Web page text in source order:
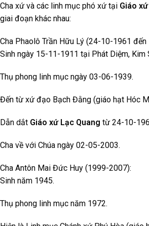
Cha xứ và các linh mục phó xứ tại Giáo
giai đoạn khác nhau:
Cha Phaolô Trần Hữu Lý (24-10-1961 đến
Sinh ngày 15-11-1911 tại Phát Diệm, Kim
Thụ phong linh mục ngày 03-06-1939.
Đến từ xứ đạo Bạch Đằng (giáo hạt Hóc
Dẫn dắt Giáo xứ Lạc Quang từ 24-10-
Cha về với Chúa ngày 02-05-2003.
Cha Antôn Mai Đức Huy (1999-2007):
Sinh năm 1945.
Thụ phong linh mục năm 1972.